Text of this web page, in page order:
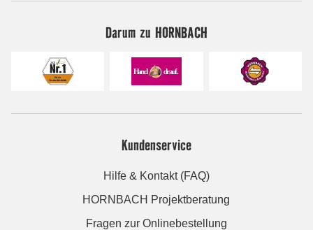
Darum zu HORNBACH
Kundenservice
Hilfe & Kontakt (FAQ)
HORNBACH Projektberatung
Fragen zur Onlinebestellung